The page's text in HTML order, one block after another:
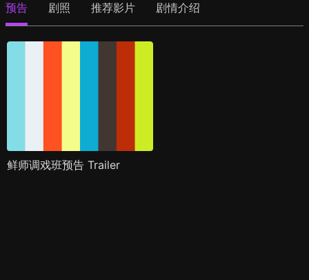
预告 剧照 推荐影片 剧情介绍
鲜师调戏班预告 Trailer